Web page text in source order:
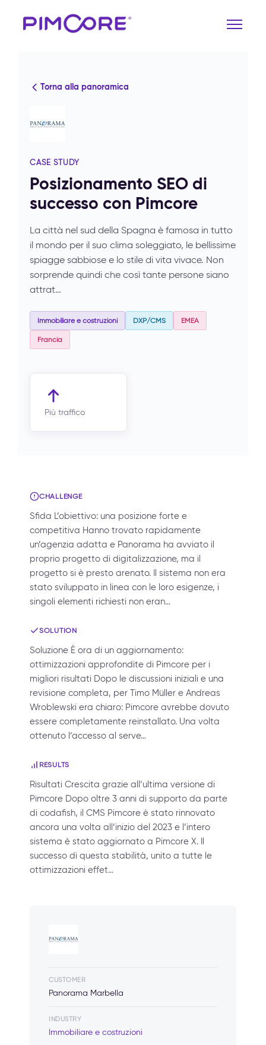
Torna alla panoramica
CASE STUDY
Posizionamento SEO di
successo con Pimcore
La città nel sud della Spagna è famosa in tutto
il mondo per il suo clima soleggiato, le bellissime
spiagge sabbiose e lo stile di vita vivace. Non
sorprende quindi che così tante persone siano
attrat…
Immobiliare e costruzioni DXP/CMS EMEA
Francia
Più traffico
CHALLENGE
Sfida L’obiettivo: una posizione forte e
competitiva Hanno trovato rapidamente
un’agenzia adatta e Panorama ha avviato il
proprio progetto di digitalizzazione, ma il
progetto si è presto arenato. Il sistema non era
stato sviluppato in linea con le loro esigenze, i
singoli elementi richiesti non eran…
SOLUTION
Soluzione È ora di un aggiornamento:
ottimizzazioni approfondite di Pimcore per i
migliori risultati Dopo le discussioni iniziali e una
revisione completa, per Timo Müller e Andreas
Wroblewski era chiaro: Pimcore avrebbe dovuto
essere completamente reinstallato. Una volta
ottenuto l’accesso al serve…
RESULTS
Risultati Crescita grazie all’ultima versione di
Pimcore Dopo oltre 3 anni di supporto da parte
di codafish, il CMS Pimcore è stato rinnovato
ancora una volta all’inizio del 2023 e l’intero
sistema è stato aggiornato a Pimcore X. Il
successo di questa stabilità, unito a tutte le
ottimizzazioni effet…
CUSTOMER
Panorama Marbella
INDUSTRY
Immobiliare e costruzioni